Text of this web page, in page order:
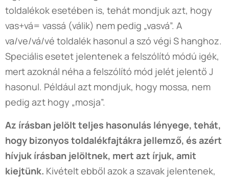
toldalékok esetében is, tehát mondjuk azt, hogy
vas+vá= vassá (válik) nem pedig „vasvá”. A
va/ve/vá/vé toldalék hasonul a szó végi S hanghoz.
Speciális esetet jelentenek a felszólító módú igék,
mert azoknál néha a felszólító mód jelét jelentő J
hasonul. Például azt mondjuk, hogy mossa, nem
pedig azt hogy „mosja”.
Az írásban jelölt teljes hasonulás lényege, tehát,
hogy bizonyos toldalékfajtákra jellemző, és azért
hívjuk írásban jelöltnek, mert azt írjuk, amit
kiejtünk. Kivételt ebből azok a szavak jelentenek,